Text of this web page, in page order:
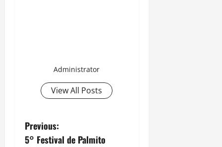
Administrator
View All Posts
P
Previous:
5° Festival de Palmito